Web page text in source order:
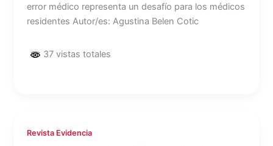
error médico representa un desafío para los médicos
residentes Autor/es: Agustina Belen Cotic
37 vistas totales
Revista Evidencia